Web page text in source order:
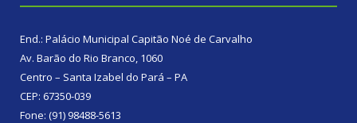
End.: Palácio Municipal Capitão Noé de Carvalho
Av. Barão do Rio Branco, 1060
Centro – Santa Izabel do Pará – PA
CEP: 67350-039
Fone: (91) 98488-5613